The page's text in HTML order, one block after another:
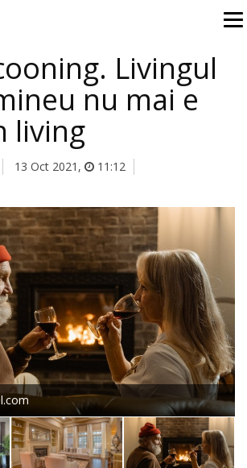
Livingul
nu mai e
living
13 Oct 2021 ,
11:12